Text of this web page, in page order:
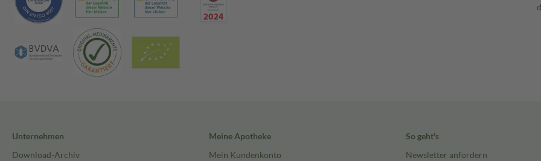
Unternehmen
Download-Archiv
Meine Apotheke
Mein Kundenkonto
So geht's
Newsletter anfordern